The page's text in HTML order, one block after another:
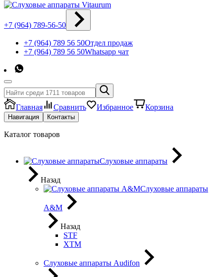
+7 (964) 789-56-50
+7 (964) 789 56 50Отдел продаж
+7 (964) 789 56 50Whatsapp чат
Главная Сравнить Избранное Корзина
Навигация Контакты
Каталог товаров
Слуховые аппараты
Назад
Слуховые аппараты
A&M
Назад
STF
XTM
Слуховые аппараты Audifon